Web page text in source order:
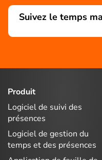
Suivez le temps
Produit
Logiciel de suivi des
présences
Logiciel de gestion du
temps et des présences